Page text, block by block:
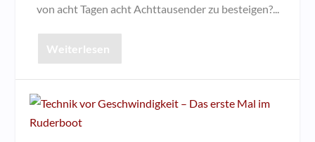
von acht Tagen acht Achttausender zu besteigen?...
Weiterlesen